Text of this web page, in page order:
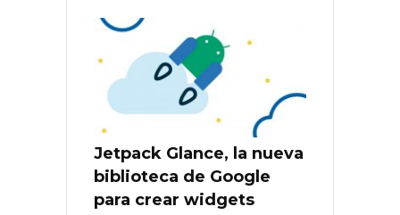
Jetpack Glance, la nueva
biblioteca de Google
para crear widgets